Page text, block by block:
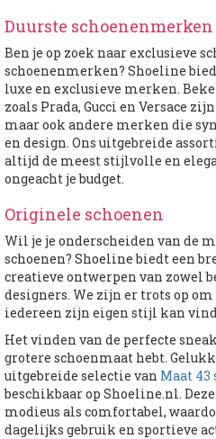
Duurste
Ben je op zoek naar exclusieve
schoenenmerken? Shoeline
luxe en exclusieve merken.
zoals Prada, Gucci en Versace
maar ook andere merken die
en design. Ons uitgebreide
altijd de meest stijlvolle en
ongeacht je budget.
Originele schoenen
Wil je je onderscheiden van de
schoenen? Shoeline biedt een
creatieve ontwerpen van zowel
designers. We zijn er trots op
iedereen zijn eigen stijl kan
Het vinden van de perfecte
grotere schoenmaat hebt.
uitgebreide selectie van Maat 43
beschikbaar op Shoeline.nl.
modieus als comfortabel,
dagelijks gebruik en sportieve